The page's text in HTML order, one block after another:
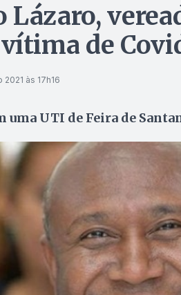
de
2021 às 17h16
uma UTI de Feira de